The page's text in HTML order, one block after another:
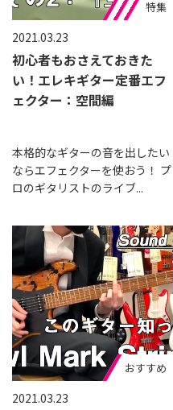
2021.03.23
初心者もおさえておきた
い！エレキギター定番エフ
ェクター：空間編
本格的なギターの音を出したい
ならエフェクターを使おう！ プ
ロのギタリストのライブ...
おすすめ
初心者
特集
2021.03.23
おすすめ